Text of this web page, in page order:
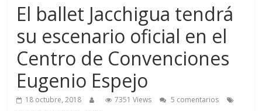
El ballet Jacchigua tendrá
su escenario oficial en el
Centro de Convenciones
Eugenio Espejo
18 octubre, 2018 7351 Views
5 comentarios